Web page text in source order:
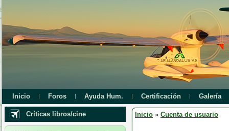
Inicio Foros Ayuda Hum. Certificación Galería
Críticas libros/cine Inicio » Cuenta de usuario